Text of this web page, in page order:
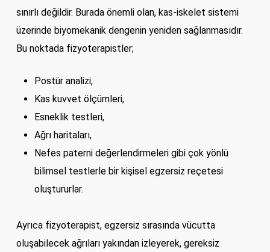
sınırlı değildir. Burada önemli olan, kas-iskelet sistemi
üzerinde biyomekanik dengenin yeniden sağlanmasıdır.
Bu noktada fizyoterapistler;
Postür analizi,
Kas kuvvet ölçümleri,
Esneklik testleri,
Ağrı haritaları,
Nefes paterni değerlendirmeleri gibi çok yönlü
bilimsel testlerle bir kişisel egzersiz reçetesi
oluştururlar.
Ayrıca fizyoterapist, egzersiz sırasında vücutta
oluşabilecek ağrıları yakından izleyerek, gereksiz